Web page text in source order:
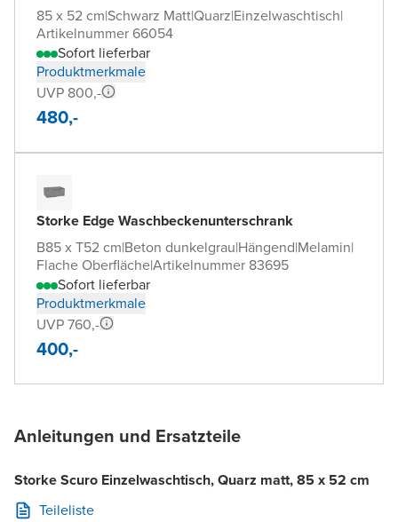
85 x 52 cm|Schwarz Matt|Quarz|Einzelwaschtisch|
Artikelnummer 66054
Sofort lieferbar
Produktmerkmale
UVP 800,-
480,-
Storke Edge Waschbeckenunterschrank
B85 x T52 cm|Beton dunkelgrau|Hängend|Melamin|
Flache Oberfläche|Artikelnummer 83695
Sofort lieferbar
Produktmerkmale
UVP 760,-
400,-
Anleitungen und Ersatzteile
Storke Scuro Einzelwaschtisch, Quarz matt, 85 x 52 cm
Teileliste